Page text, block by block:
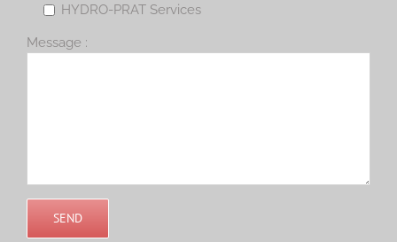
HYDRO-PRAT Services
Message :